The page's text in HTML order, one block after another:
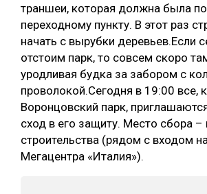
ДЕРЕВЯННОЕ ДОМОСТРОЕНИЕ
БЕЗОПАСНОЕ ПРОИЗВОДСТВО
СОРТИРОВКА ДРЕВЕСИНЫ
СУШКА ДРЕВЕСИНЫ
МЕБЕЛЬНОЕ ПРОИЗВОДСТВО
траншеи, которая должна была
переходному пункту. В этот раз
начать с вырубки деревьев.Если
отстоим парк, то совсем скоро
уродливая будка за забором с
проволокой.Сегодня в 19:00 все,
Воронцовский парк,
сход в его защиту. Место сбора
строительства (рядом с входом
Мегацентра «Италия»).